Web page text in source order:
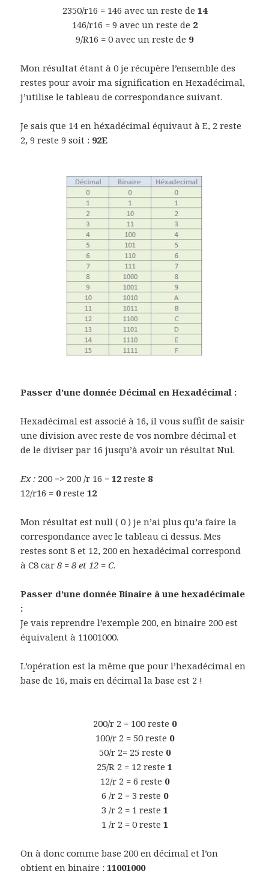
2350/r16 = 146 avec un reste de 14
146/r16 = 9 avec un reste de 2
9/R16 = 0 avec un reste de 9
Mon résultat étant à 0 je récupère l’ensemble des
restes pour avoir ma signification en Hexadécimal,
j’utilise le tableau de correspondance suivant.
Je sais que 14 en héxadécimal équivaut à E, 2 reste
2, 9 reste 9 soit : 92E
Passer d’une donnée Décimal en Hexadécimal :
Hexadécimal est associé à 16, il vous suffit de saisir
une division avec reste de vos nombre décimal et
de le diviser par 16 jusqu’à avoir un résultat Nul.
Ex : 200 => 200 /r 16 =12 reste 8
12/r16 = 0reste12
Mon résultat est null ( 0 ) je n’ai plus qu’a faire la
correspondance avec le tableau ci dessus. Mes
restes sont 8 et 12, 200 en hexadécimal correspond
à C8 car8 = 8 et 12 = C.
Passer d’une donnée Binaire à une hexadécimale
:
Je vais reprendre l’exemple 200, en binaire 200 est
équivalent à 11001000.
L’opération est la même que pour l’hexadécimal en
base de 16, mais en décimal la base est 2 !
200/r 2 = 100 reste 0
100/r 2 = 50 reste 0
50/r 2= 25 reste 0
25/R 2 = 12 reste 1
12/r 2 = 6 reste 0
6 /r 2 = 3 reste 0
3 /r 2 = 1 reste 1
1 /r 2 = 0 reste 1
On à donc comme base 200 en décimal et l’on
obtient en binaire : 11001000